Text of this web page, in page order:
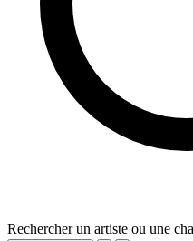
Rechercher un artiste ou une